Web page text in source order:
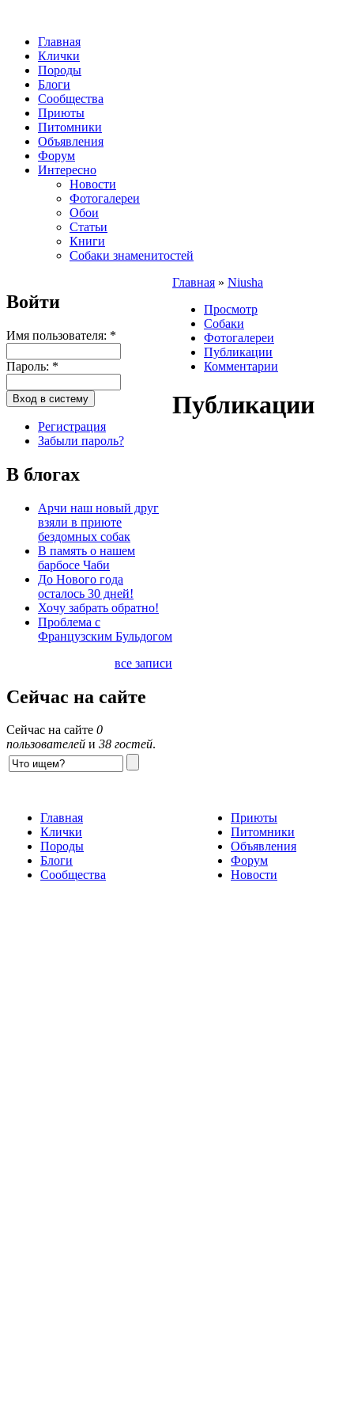
Главная
Клички
Породы
Блоги
Сообщества
Приюты
Питомники
Объявления
Форум
Интересно
Новости
Фотогалереи
Обои
Статьи
Книги
Собаки знаменитостей
Войти
Имя пользователя: *
Пароль: *
Регистрация
Забыли пароль?
В блогах
Арчи наш новый друг
взяли в приюте
бездомных собак
В память о нашем
барбосе Чаби
До Нового года
осталось 30 дней!
Хочу забрать обратно!
Проблема с
Французским Бульдогом
все записи
Сейчас на сайте
Сейчас на сайте 0
пользователей и 38 гостей.
Главная » Niusha
Просмотр
Собаки
Фотогалереи
Публикации
Комментарии
Публикации
Главная
Клички
Породы
Блоги
Сообщества
Приюты
Питомники
Объявления
Форум
Новости